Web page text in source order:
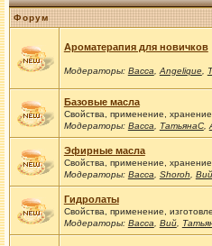
Форум
Ароматерапия для новичков
Модераторы: Васса Angelique,
Базовые масла
Свойства, применение, хранение.
Модераторы: Васса ТатьянаС,
Эфирные масла
Свойства, применение, хранение
Модераторы: Васса Shoroh Вий
Гидролаты
Свойства, применение,
Модераторы: Васса Вий,